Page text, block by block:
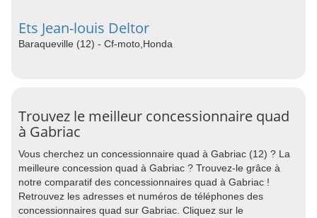
Ets Jean-louis Deltor
Baraqueville (12) - Cf-moto,Honda
Trouvez le meilleur concessionnaire quad
à Gabriac
Vous cherchez un concessionnaire quad à Gabriac (12) ? La
meilleure concession quad à Gabriac ? Trouvez-le grâce à
notre comparatif des concessionnaires quad à Gabriac !
Retrouvez les adresses et numéros de téléphones des
concessionnaires quad sur Gabriac. Cliquez sur le